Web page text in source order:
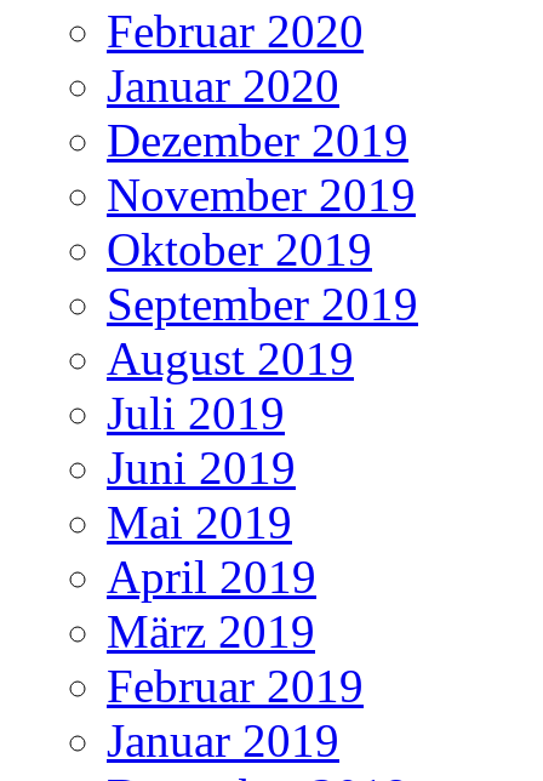
Februar 2020
Januar 2020
Dezember 2019
November 2019
Oktober 2019
September 2019
August 2019
Juli 2019
Juni 2019
Mai 2019
April 2019
März 2019
Februar 2019
Januar 2019